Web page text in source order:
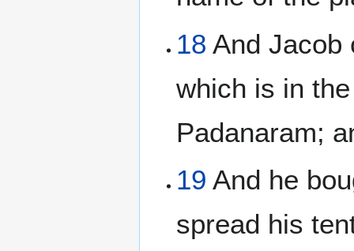
18 And Jacob
which is in
Padanaram;
19 And he
spread his